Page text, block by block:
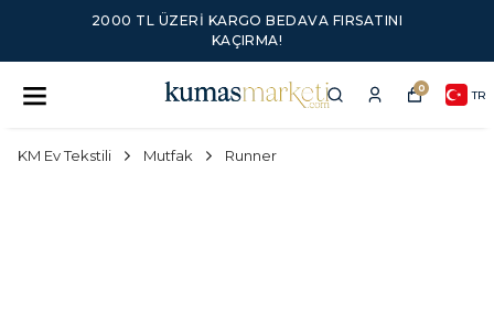
2000 TL ÜZERI KARGO BEDAVA FIRSATINI
KAÇIRMA!
0 TR
KM Ev Tekstili Mutfak Runner